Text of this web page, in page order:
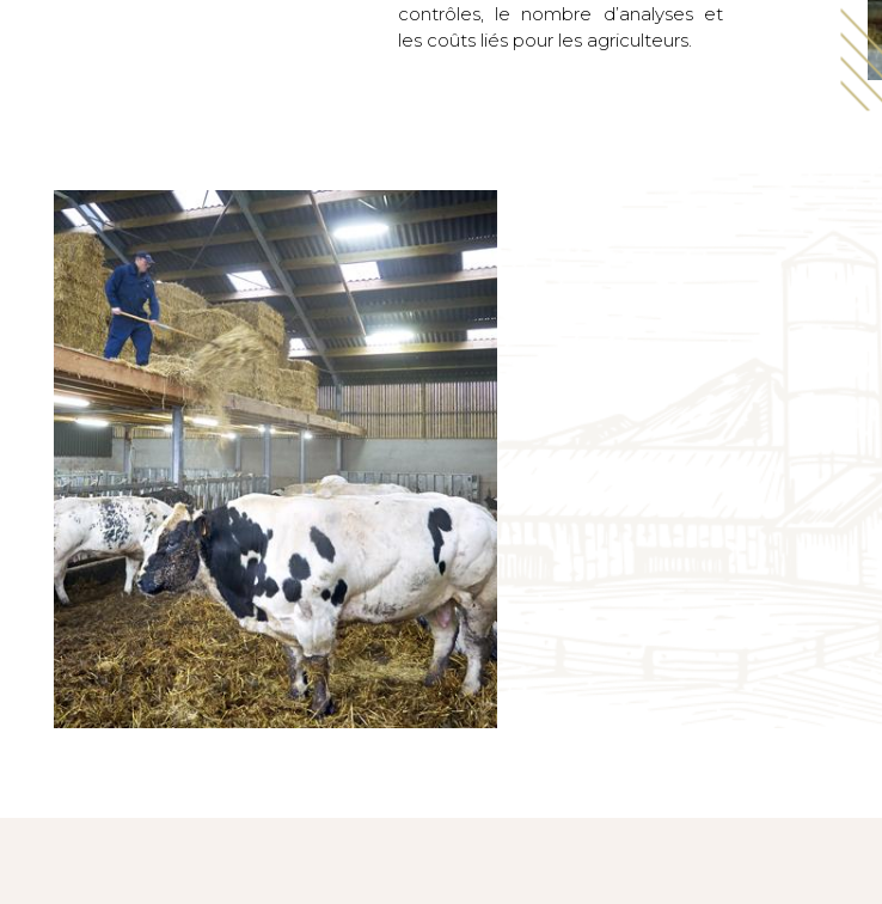
contrôles, le nombre d’analyses et
les coûts liés pour les agriculteurs.